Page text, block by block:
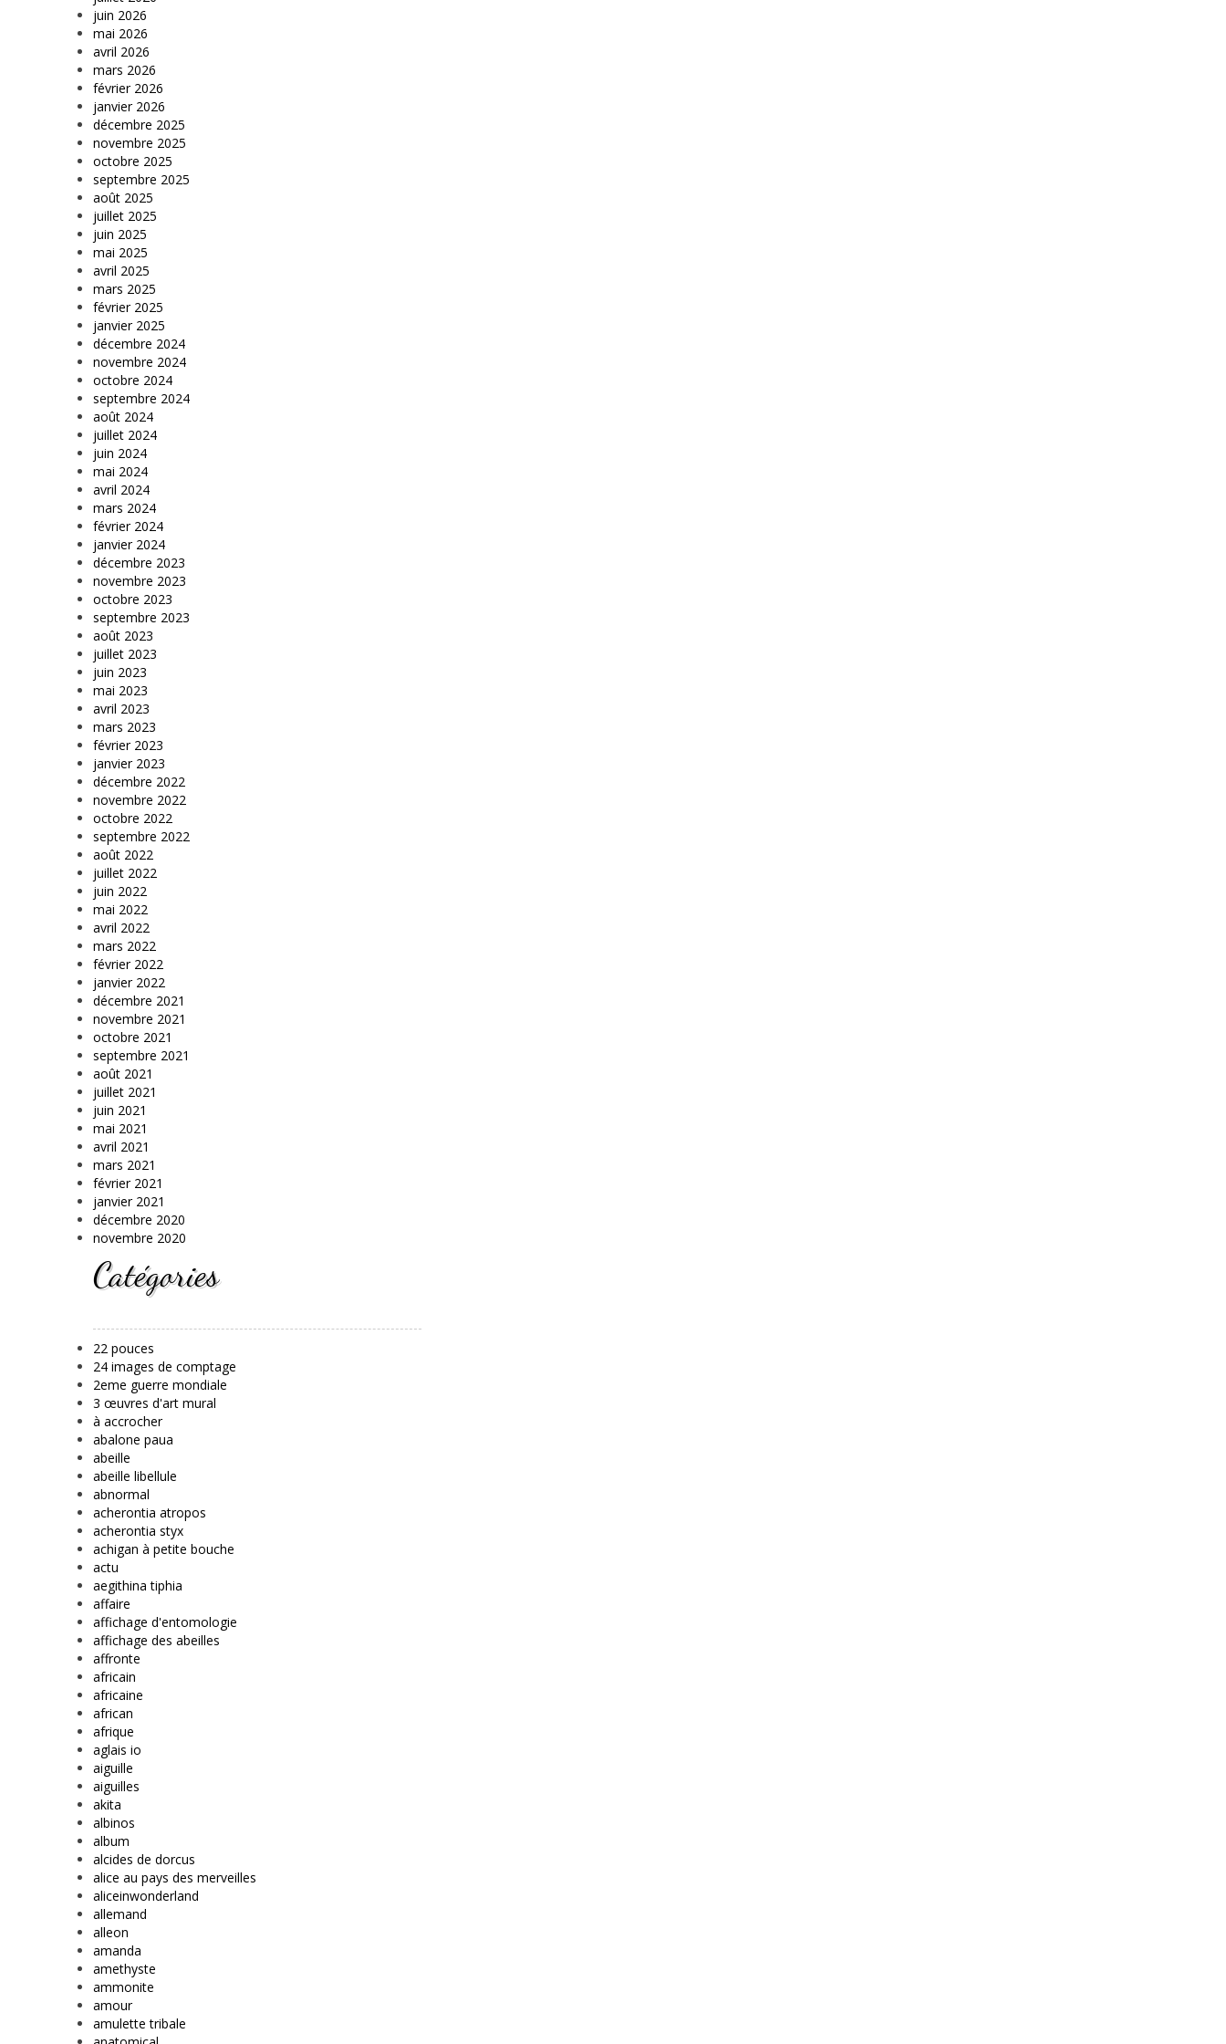
juin 2026
mai 2026
avril 2026
mars 2026
février 2026
janvier 2026
décembre 2025
novembre 2025
octobre 2025
septembre 2025
août 2025
juillet 2025
juin 2025
mai 2025
avril 2025
mars 2025
février 2025
janvier 2025
décembre 2024
novembre 2024
octobre 2024
septembre 2024
août 2024
juillet 2024
juin 2024
mai 2024
avril 2024
mars 2024
février 2024
janvier 2024
décembre 2023
novembre 2023
octobre 2023
septembre 2023
août 2023
juillet 2023
juin 2023
mai 2023
avril 2023
mars 2023
février 2023
janvier 2023
décembre 2022
novembre 2022
octobre 2022
septembre 2022
août 2022
juillet 2022
juin 2022
mai 2022
avril 2022
mars 2022
février 2022
janvier 2022
décembre 2021
novembre 2021
octobre 2021
septembre 2021
août 2021
juillet 2021
juin 2021
mai 2021
avril 2021
mars 2021
février 2021
janvier 2021
décembre 2020
novembre 2020
Catégories
22 pouces
24 images de comptage
2eme guerre mondiale
3 œuvres d'art mural
à accrocher
abalone paua
abeille
abeille libellule
abnormal
acherontia atropos
acherontia styx
achigan à petite bouche
actu
aegithina tiphia
affaire
affichage d'entomologie
affichage des abeilles
affronte
africain
africaine
african
afrique
aglais io
aiguille
aiguilles
akita
albinos
album
alcides de dorcus
alice au pays des merveilles
aliceinwonderland
allemand
alleon
amanda
amethyste
ammonite
amour
amulette tribale